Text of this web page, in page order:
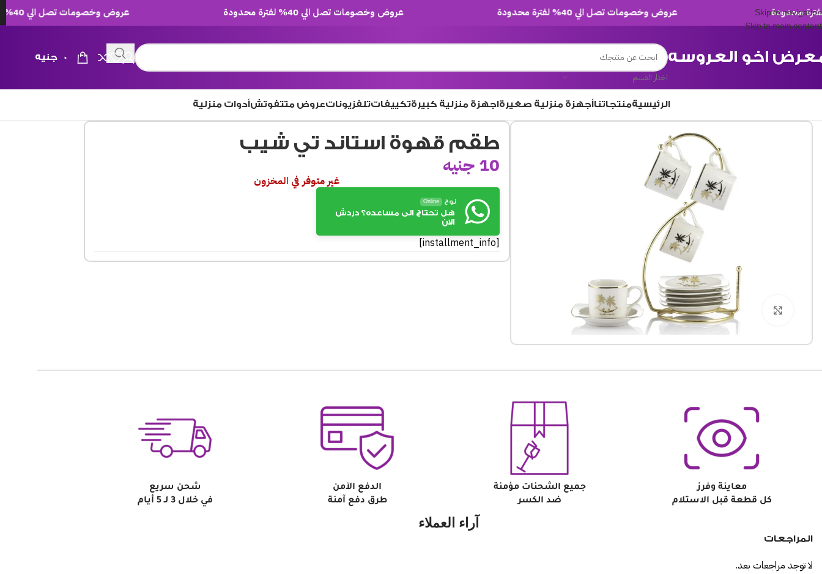
Skip to navigation
Skip to main content
عروض وخصومات تصل الي 40% لفترة محدودة عروض وخصومات تصل الي 40% لفترة محدودة عروض وخصومات تصل الي 40% لفترة محدودة
اخو العروسه
اختار القسم
0 جنيه
الرئيسيةمنتجاتناأجهزة منزلية صغيرةاجهزة منزلية كبيرةتكييفاتتلفزيوناتعروض متتفوتشأدوات منزلية
Click to enlarge
طقم قهوة استاند تي شيب
10جنيه
غير متوفر في المخزون
نوح Online
هل تحتاج الى مساعده؟ دردش
الان
[installment_info]
معاينة وفرز
كل قطعة قبل الاستلام
جميع الشحنات مؤمنة
ضد الكسر
الدفع الآمن
طرق دفع آمنة
شحن سريع
في خلال 3 لـ 5 أيام
آراء العملاء
المراجعات
لا توجد مراجعات بعد.